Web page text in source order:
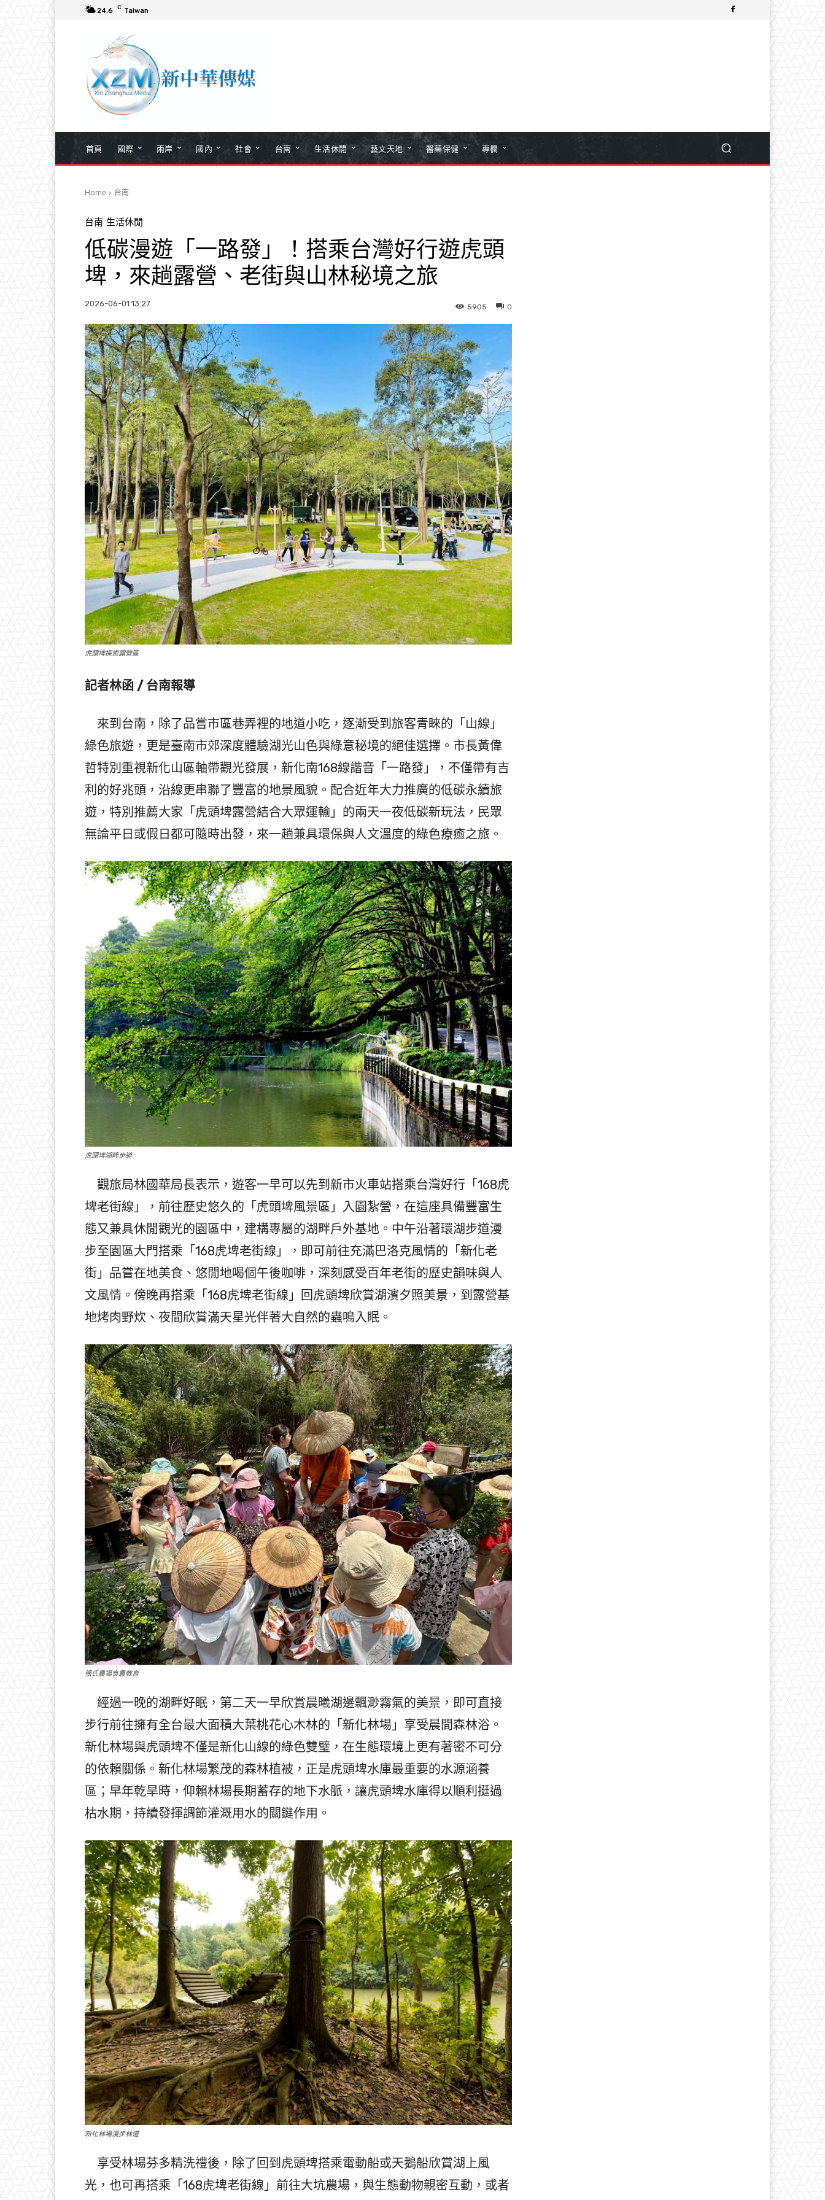
24.6 C Taiwan
首頁 國際 兩岸 國內 社會 台南 生活休閒 藝文天地 醫藥保健 專欄
Home 台南
台南 生活休閒
低碳漫遊「一路發」！搭乘台灣好行遊虎頭
埤，來趟露營、老街與山林秘境之旅
2026-06-01 13:27 0
5905
虎頭埤探索露營區
記者林函 / 台南報導
來到台南，除了品嘗市區巷弄裡的地道小吃，逐漸受到旅客青睞的「山線」
綠色旅遊，更是臺南市郊深度體驗湖光山色與綠意秘境的絕佳選擇。市長黃偉
哲特別重視新化山區軸帶觀光發展，新化南168線諧音「一路發」，不僅帶有吉
利的好兆頭，沿線更串聯了豐富的地景風貌。配合近年大力推廣的低碳永續旅
遊，特別推薦大家「虎頭埤露營結合大眾運輸」的兩天一夜低碳新玩法，民眾
無論平日或假日都可隨時出發，來一趟兼具環保與人文溫度的綠色療癒之旅。
虎頭埤湖畔步道
觀旅局林國華局長表示，遊客一早可以先到新市火車站搭乘台灣好行「168虎
埤老街線」，前往歷史悠久的「虎頭埤風景區」入園紮營，在這座具備豐富生
態又兼具休閒觀光的園區中，建構專屬的湖畔戶外基地。中午沿著環湖步道漫
步至園區大門搭乘「168虎埤老街線」，即可前往充滿巴洛克風情的「新化老
街」品嘗在地美食、悠閒地喝個午後咖啡，深刻感受百年老街的歷史韻味與人
文風情。傍晚再搭乘「168虎埤老街線」回虎頭埤欣賞湖濱夕照美景，到露營基
地烤肉野炊、夜間欣賞滿天星光伴著大自然的蟲鳴入眠。
張氏農場食農教育
經過一晚的湖畔好眠，第二天一早欣賞晨曦湖邊飄渺霧氣的美景，即可直接
步行前往擁有全台最大面積大葉桃花心木林的「新化林場」享受晨間森林浴。
新化林場與虎頭埤不僅是新化山線的綠色雙璧，在生態環境上更有著密不可分
的依賴關係。新化林場繁茂的森林植被，正是虎頭埤水庫最重要的水源涵養
區；早年乾旱時，仰賴林場長期蓄存的地下水脈，讓虎頭埤水庫得以順利挺過
枯水期，持續發揮調節灌溉用水的關鍵作用。
新化林場漫步林道
享受林場芬多精洗禮後，除了回到虎頭埤搭乘電動船或天鵝船欣賞湖上風
光，也可再搭乘「168虎埤老街線」前往大坑農場，與生態動物親密互動，或者